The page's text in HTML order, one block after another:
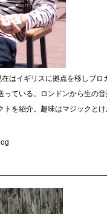
はイギリスに拠点を移しブロ
っている。ロンドンから生の
トを紹介。趣味はマジックと